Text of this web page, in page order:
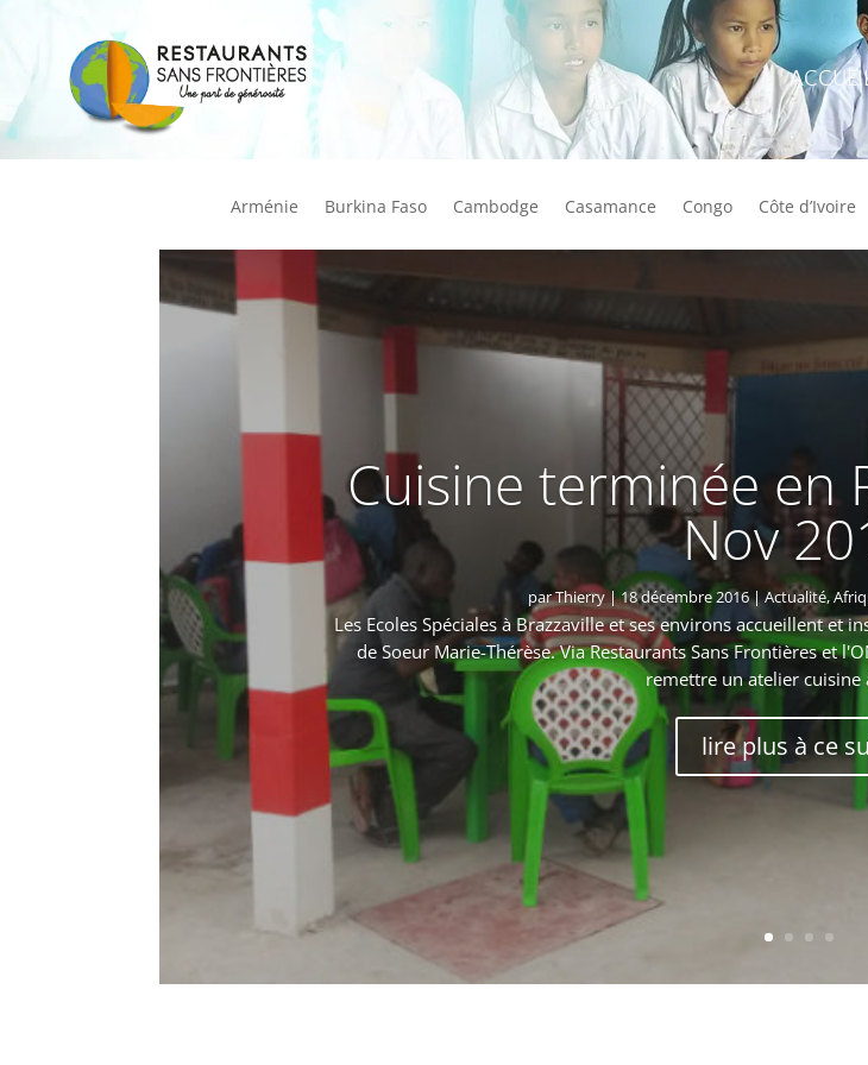
Arménie Burkina Faso Cambodge Casamance Congo Côte d’Ivoire
Cuisine terminée en
Nov
parThierry|18 décembre 2016|Actualité,
Les Ecoles Spéciales à Brazzaville et ses environs accueillent et
de Soeur Marie-Thérèse. Via Restaurants Sans Frontières et
remettre un atelier cuisine
lire plus à ce